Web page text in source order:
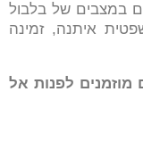
במצבים של בלבול
איתנה, זמינה
מוזמנים לפנות אל